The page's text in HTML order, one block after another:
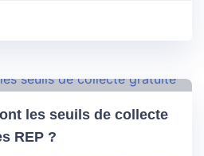
les seuils de collecte
REP ?